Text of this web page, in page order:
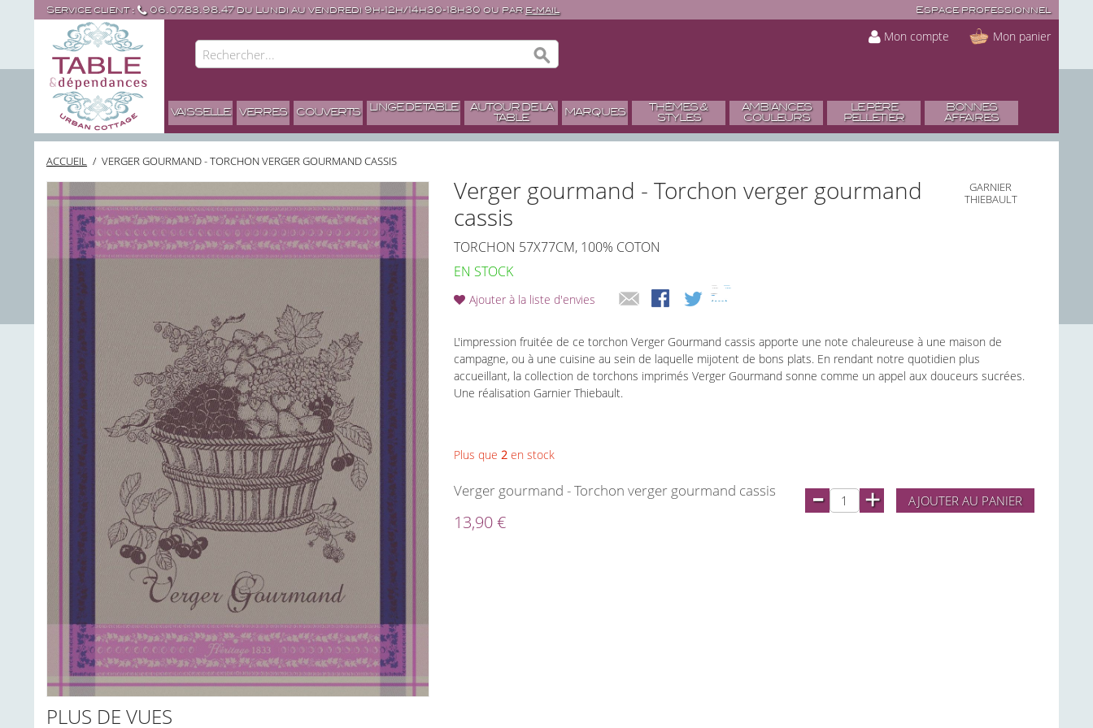
Service client : 06.07.83.98.47 du Lundi au vendredi 9h-12h/14h30-18h30 ou par e-mail Espace professionnel
Mon compte Mon panier
VAISSELLE VERRES COUVERTS LINGE DE TABLE
AUTOUR DE LA
TABLE
MARQUES
THÈMES &
STYLES
AMBIANCES
COULEURS
LE PÈRE
PELLETIER
BONNES
AFFAIRES
ACCUEIL / VERGER GOURMAND - TORCHON VERGER GOURMAND CASSIS
PLUS DE VUES
Verger gourmand - Torchon verger gourmand
cassis
TORCHON 57X77CM, 100% COTON
GARNIER
THIEBAULT
EN STOCK
Ajouter à la liste d'envies
L'impression fruitée de ce torchon Verger Gourmand cassis apporte une note chaleureuse à une maison de
campagne, ou à une cuisine au sein de laquelle mijotent de bons plats. En rendant notre quotidien plus
accueillant, la collection de torchons imprimés Verger Gourmand sonne comme un appel aux douceurs sucrées.
Une réalisation Garnier Thiebault.
Plus que 2 en stock
Verger gourmand - Torchon verger gourmand cassis
AJOUTER AU PANIER
- +
13,90 €